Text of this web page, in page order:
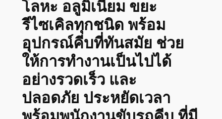
โลหะ อลูมิเนียม ขยะ
รีไซเคิลทุกชนิด พร้อม
อุปกรณ์คีบที่ทันสมัย ช่วย
ให้การทำงานเป็นไปได้
อย่างรวดเร็ว และ
ปลอดภัย ประหยัดเวลา